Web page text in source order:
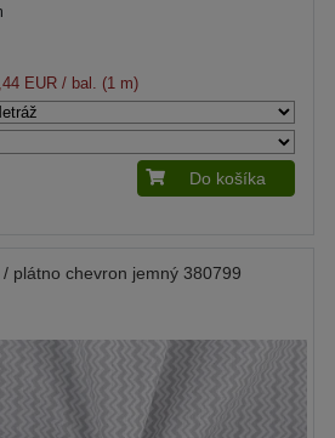
EUR/ bal. (1 m)
Do košíka
plátno chevron jemný 380799